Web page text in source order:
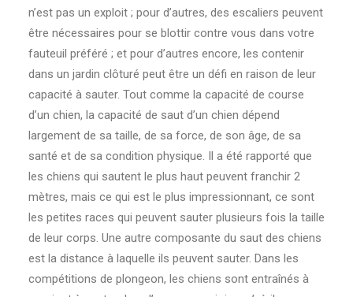
n’est pas un exploit ; pour d’autres, des escaliers peuvent
être nécessaires pour se blottir contre vous dans votre
fauteuil préféré ; et pour d’autres encore, les contenir
dans un jardin clôturé peut être un défi en raison de leur
capacité à sauter. Tout comme la capacité de course
d’un chien, la capacité de saut d’un chien dépend
largement de sa taille, de sa force, de son âge, de sa
santé et de sa condition physique. Il a été rapporté que
les chiens qui sautent le plus haut peuvent franchir 2
mètres, mais ce qui est le plus impressionnant, ce sont
les petites races qui peuvent sauter plusieurs fois la taille
de leur corps. Une autre composante du saut des chiens
est la distance à laquelle ils peuvent sauter. Dans les
compétitions de plongeon, les chiens sont entraînés à